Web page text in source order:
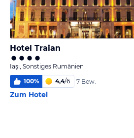
Hotel Traian
Iaşi, Sonstiges Rumänien
100% 4,4/6 7 Bew.
Zum Hotel